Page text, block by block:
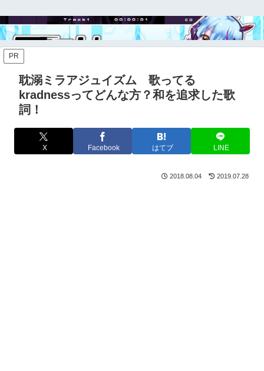
PR
耽溺ミラアジュイズム 歌ってる
kradnessってどんな方？和を追求した歌
詞！
X Facebook はてブ LINE
2018.08.04 2019.07.28